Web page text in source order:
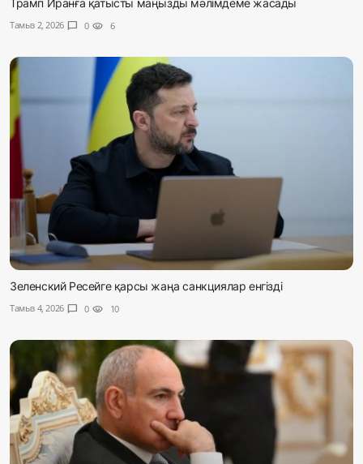
Трамп Иранға қатысты маңызды мәлімдеме жасады
Тамыз 2, 2026 chat_bubble 0 visibility 6
Зеленский Ресейге қарсы жаңа санкциялар енгізді
Тамыз 4, 2026 chat_bubble 0 visibility 10